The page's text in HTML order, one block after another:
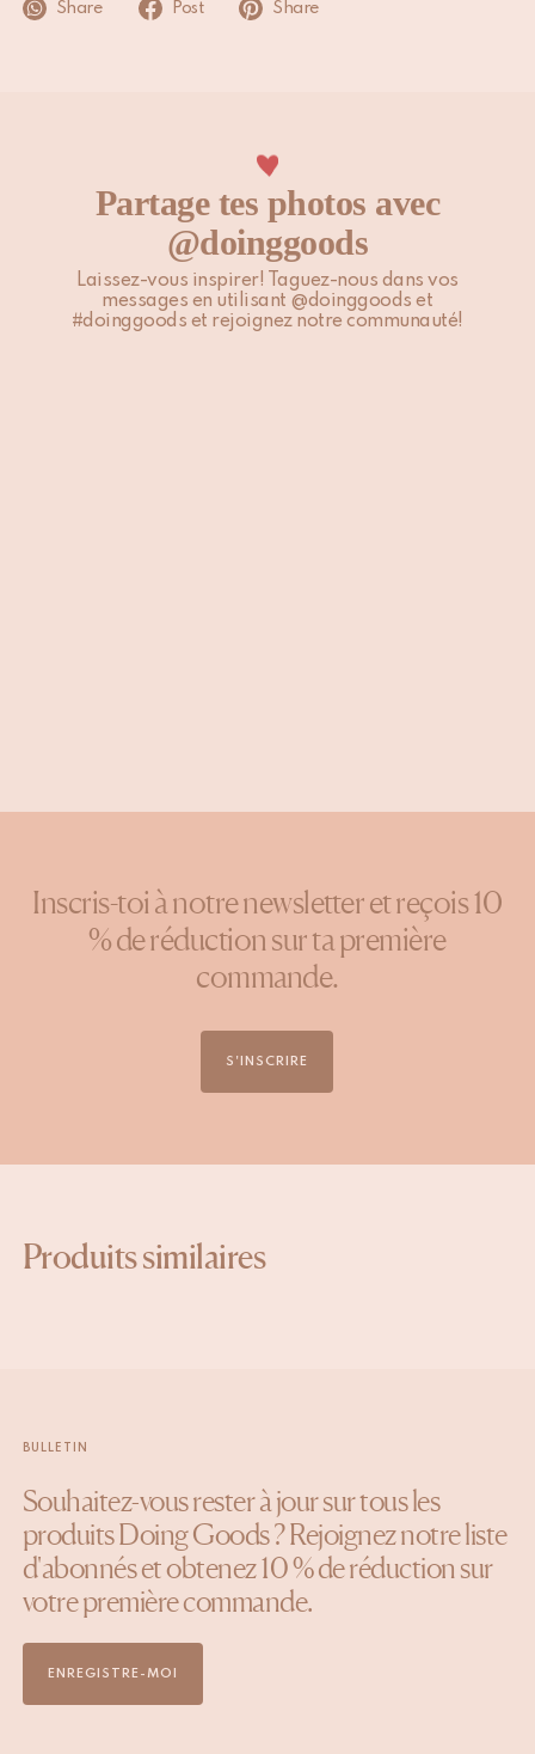
Share Post Share
Partage tes photos avec
@doinggoods
Laissez-vous inspirer! Taguez-nous dans vos
messages en utilisant @doinggoods et
#doinggoods et rejoignez notre communauté!
Inscris-toi à notre newsletter et reçois 10
% de réduction sur ta première
commande.
S'INSCRIRE
Produits similaires
BULLETIN
Souhaitez-vous rester à jour sur tous les
produits Doing Goods ? Rejoignez notre liste
d'abonnés et obtenez 10 % de réduction sur
votre première commande.
ENREGISTRE-MOI